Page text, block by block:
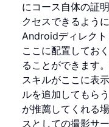
にコース自体の証
クセスできるよう
Androidディレクト
ここに配置してお
ることができます
スキルがここに表
ルを追加してもら
が推薦してくれる
スとしての撮影サ